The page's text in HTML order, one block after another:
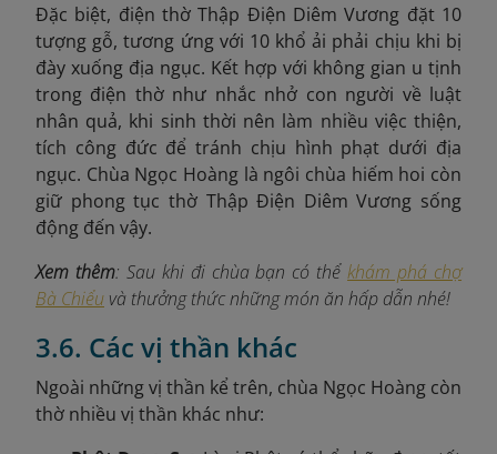
Đặc biệt, điện thờ Thập Điện Diêm Vương đặt 10
tượng gỗ, tương ứng với 10 khổ ải phải chịu khi bị
đày xuống địa ngục. Kết hợp với không gian u tịnh
trong điện thờ như nhắc nhở con người về luật
nhân quả, khi sinh thời nên làm nhiều việc thiện,
tích công đức để tránh chịu hình phạt dưới địa
ngục. Chùa Ngọc Hoàng là ngôi chùa hiếm hoi còn
giữ phong tục thờ Thập Điện Diêm Vương sống
động đến vậy.
Xem thêm: Sau khi đi chùa bạn có thểkhám phá chợ
Bà Chiểu và thưởng thức những món ăn hấp dẫn nhé!
3.6. Các vị thần khác
Ngoài những vị thần kể trên, chùa Ngọc Hoàng còn
thờ nhiều vị thần khác như: